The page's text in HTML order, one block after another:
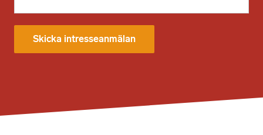
Skicka intresseanmälan